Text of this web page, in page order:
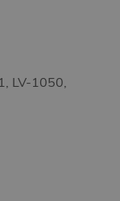
LV-1050,